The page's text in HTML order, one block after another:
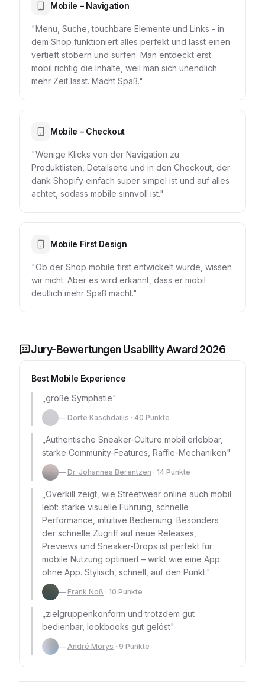
Mobile – Navigation
"Menü, Suche, touchbare Elemente und Links - in
dem Shop funktioniert alles perfekt und lässt einen
vertieft stöbern und surfen. Man entdeckt erst
mobil richtig die Inhalte, weil man sich unendlich
mehr Zeit lässt. Macht Spaß."
Mobile – Checkout
"Wenige Klicks von der Navigation zu
Produktlisten, Detailseite und in den Checkout, der
dank Shopify einfach super simpel ist und auf alles
achtet, sodass mobile sinnvoll ist."
Mobile First Design
"Ob der Shop mobile first entwickelt wurde, wissen
wir nicht. Aber es wird erkannt, dass er mobil
deutlich mehr Spaß macht."
Jury-Bewertungen Usability Award 2026
Best Mobile Experience
große Symphatie"
— Dörte Kaschdailis · 40 Punkte
Authentische Sneaker-Culture mobil erlebbar,
starke Community-Features, Raffle-Mechaniken"
— Dr. Johannes Berentzen · 14 Punkte
Overkill zeigt, wie Streetwear online auch mobil
lebt: starke visuelle Führung, schnelle
Performance, intuitive Bedienung. Besonders
der schnelle Zugriff auf neue Releases,
Previews und Sneaker-Drops ist perfekt für
mobile Nutzung optimiert – wirkt wie eine App
ohne App. Stylisch, schnell, auf den Punkt."
— Frank Noß · 10 Punkte
zielgruppenkonform und trotzdem gut
bedienbar, lookbooks gut gelöst"
— André Morys · 9 Punkte